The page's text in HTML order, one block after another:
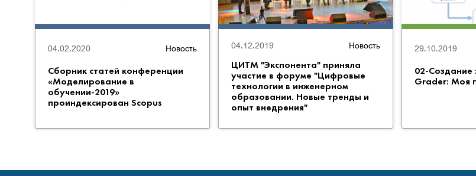
Новость
Сборник статей конференции
«Моделирование в
обучении-2019»
проиндексирован Scopus
04.02.2020 Новость
ЦИТМ "Экспонента" приняла
участие в форуме "Цифровые
технологии в инженерном
образовании. Новые тренды и
опыт внедрения"
04.12.2019
02-Создание
Grader: Моя
29.10.2019